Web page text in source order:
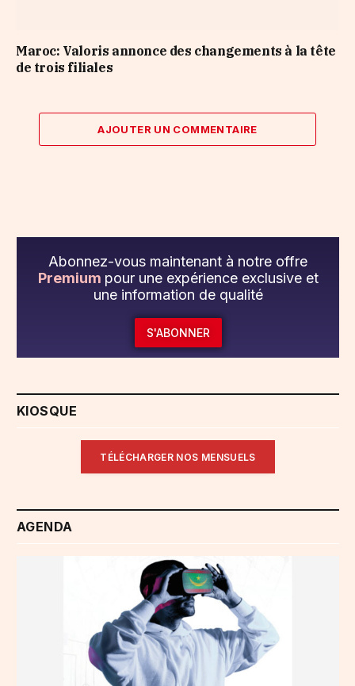
Maroc: Valoris annonce des changements à la tête
de trois filiales
AJOUTER UN COMMENTAIRE
Abonnez-vous maintenant à notre offre
Premium pour une expérience exclusive et
une information de qualité
S'ABONNER
KIOSQUE
TÉLÉCHARGER NOS MENSUELS
AGENDA